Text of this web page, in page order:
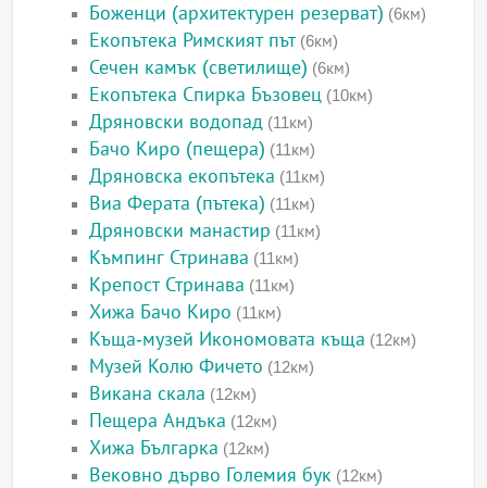
Боженци (архитектурен резерват) (6км)
Екопътека Римският път(6км)
Сечен камък (светилище) (6км)
Екопътека Спирка Бъзовец (10км)
Дряновски водопад (11км)
Бачо Киро (пещера) (11км)
Дряновска екопътека (11км)
Виа Ферата (пътека) (11км)
Дряновски манастир (11км)
Къмпинг Стринава (11км)
Крепост Стринава (11км)
Хижа Бачо Киро (11км)
Къща-музей Икономовата къща (12км)
Музей Колю Фичето (12км)
Викана скала (12км)
Пещера Андъка (12км)
Хижа Българка (12км)
Вековно дърво Големия бук (12км)